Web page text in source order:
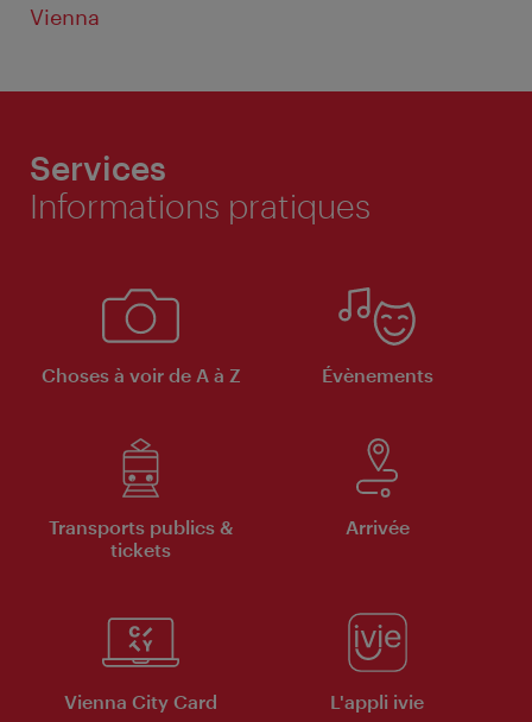
Vienna
Services
Informations pratiques
Choses à voir de A à Z Évènements
Transports publics &
tickets
Arrivée
Vienna City Card L'appli ivie